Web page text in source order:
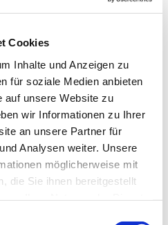
Cookies
Inhalte und Anzeigen zu
für soziale Medien anbieten
auf unsere Website zu
wir Informationen zu Ihrer
an unsere Partner für
Analysen weiter. Unsere
möglicherweise mit
die Sie ihnen bereitgestellt